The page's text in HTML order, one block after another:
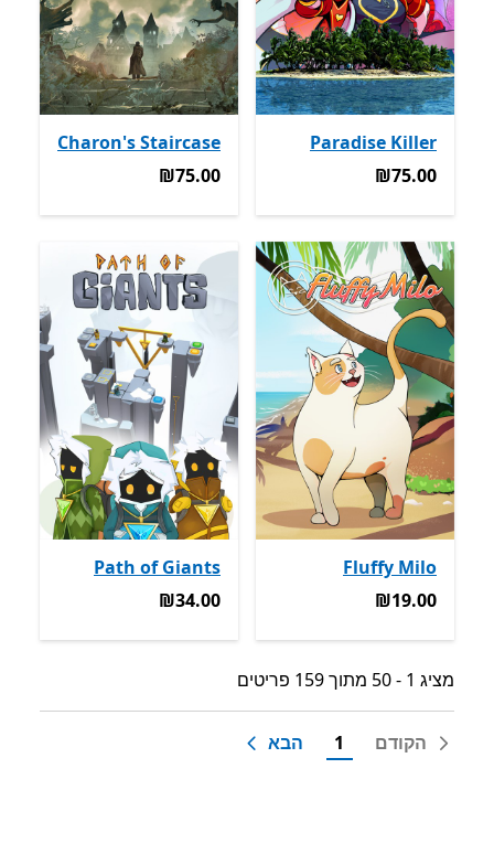
Paradise Killer
‪₪75.00‬
‪₪75.00‬
Charon's Staircase
‪₪75.00‬
‪₪75.00‬
Fluffy Milo
‪₪19.00‬
‪₪19.00‬
Path of Giants
‪₪34.00‬
‪₪34.00‬
מציג 1 - 50 מתוך 159 פריטים
מציג 1 - 50 מתוך 159 פריטים
הקודם 1 הבא